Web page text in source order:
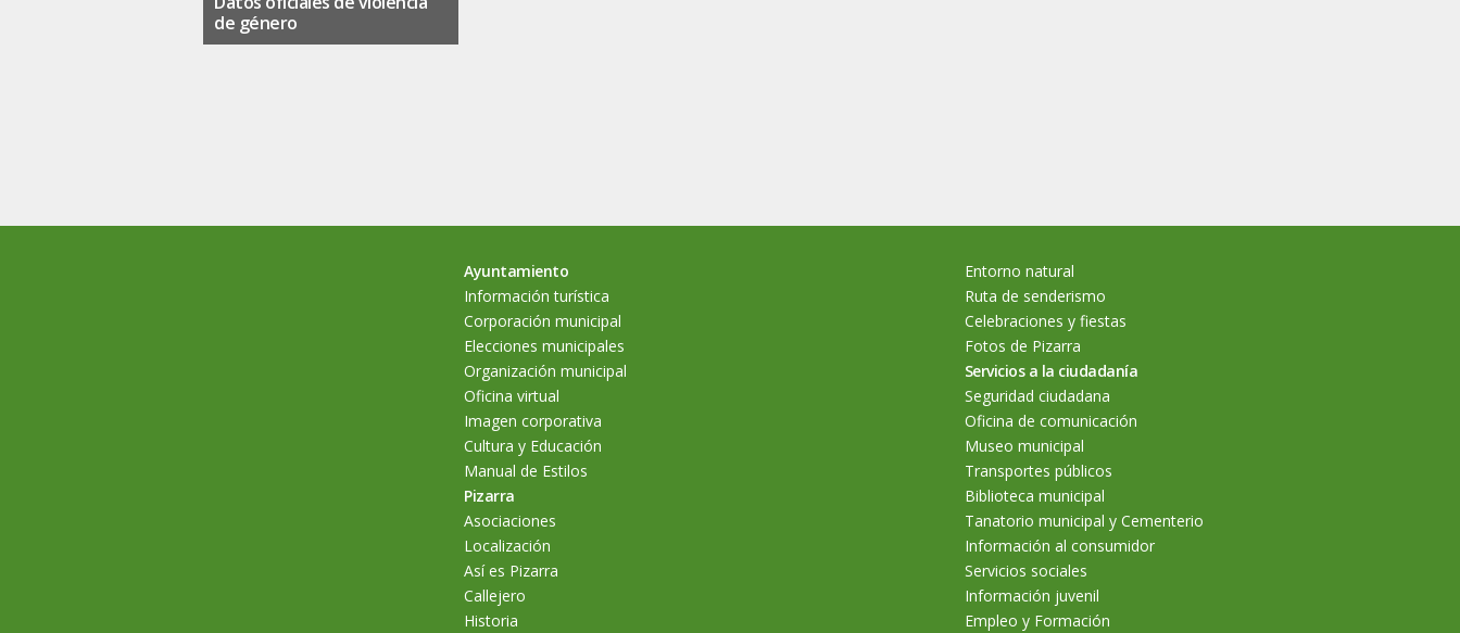
de género
Ayuntamiento
Información turística
Corporación municipal
Elecciones municipales
Organización municipal
Oficina virtual
Imagen corporativa
Cultura y Educación
Manual de Estilos
Pizarra
Asociaciones
Localización
Así es Pizarra
Callejero
Historia
Entorno natural
Ruta de senderismo
Celebraciones y fiestas
Fotos de Pizarra
Servicios a la ciudadanía
Seguridad ciudadana
Oficina de comunicación
Museo municipal
Transportes públicos
Biblioteca municipal
Tanatorio municipal y Cementerio
Información al consumidor
Servicios sociales
Información juvenil
Empleo y Formación